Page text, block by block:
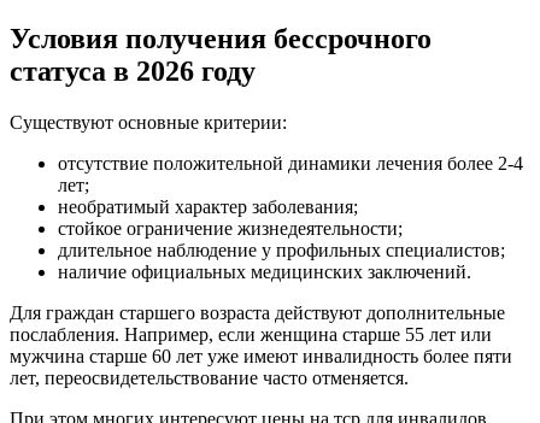
Условия получения бессрочного
статуса в 2026 году
Существуют основные критерии:
отсутствие положительной динамики лечения более 2-4
лет;
необратимый характер заболевания;
стойкое ограничение жизнедеятельности;
длительное наблюдение у профильных специалистов;
наличие официальных медицинских заключений.
Для граждан старшего возраста действуют дополнительные
послабления. Например, если женщина старше 55 лет или
мужчина старше 60 лет уже имеют инвалидность более пяти
лет, переосвидетельствование часто отменяется.
При этом многих интересуют цены на тср для инвалидов,